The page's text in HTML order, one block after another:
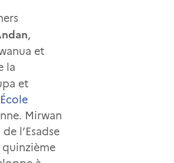
,
et
la
et
École
Mirwan
l’Esadse